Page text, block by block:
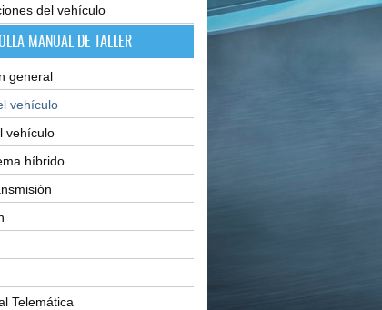
del vehículo
MANUAL DE TALLER
general
vehículo
vehículo
híbrido
Telemática